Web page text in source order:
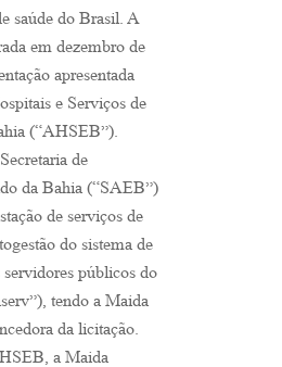
saúde do Brasil. A
em dezembro de
apresentada
e Serviços de
(“AHSEB”).
de
da Bahia (“SAEB”)
de serviços de
do sistema de
servidores públicos do
tendo a Maida
da licitação.
a Maida